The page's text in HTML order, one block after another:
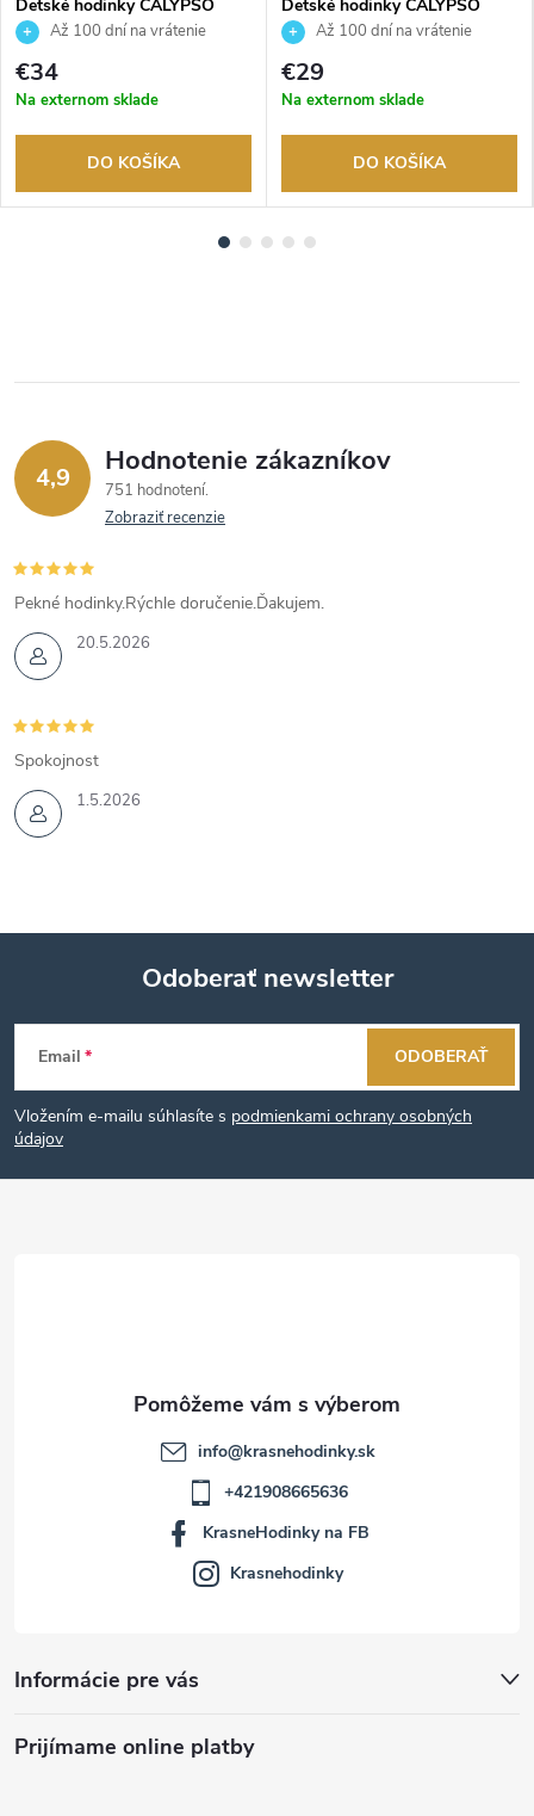
Detské hodinky CALYPSO
K5758/2Až 100 dní na vrátenie
tovaru. Autorizovaný predajca.
€34
Na externom sklade
DO KOŠÍKA
Detské hodinky CALYPSO
K5571/2Až 100 dní na vrátenie
tovaru. Autorizovaný predajca.
€29
Na externom sklade
DO KOŠÍKA
4,9 Hodnotenie zákazníkov
751 hodnotení
Zobraziť recenzie
20.5.2026
Pekné hodinky.Rýchle doručenie.Ďakujem.
1.5.2026
Spokojnost
Z
á
p
Odoberať newsletter
Email
Vložením e-mailu súhlasíte s podmienkami ochrany osobných
údajov
ODOBERAŤ
Informácie pre vás
Prijímame online platby
info@krasnehodinky.sk
+421908665636
KrasneHodinky na FB
Krasnehodinky